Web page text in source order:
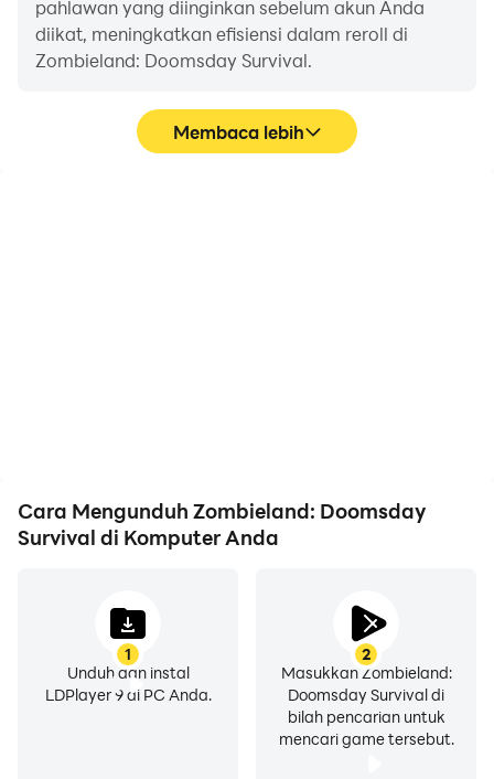
pahlawan yang diinginkan sebelum akun Anda
diikat, meningkatkan efisiensi dalam reroll di
Zombieland: Doomsday Survival.
Membaca lebih
Cara Mengunduh Zombieland: Doomsday
Survival di Komputer Anda
1
Unduh dan instal
LDPlayer 9 di PC Anda.
2
Masukkan Zombieland:
Doomsday Survival di
bilah pencarian untuk
mencari game tersebut.